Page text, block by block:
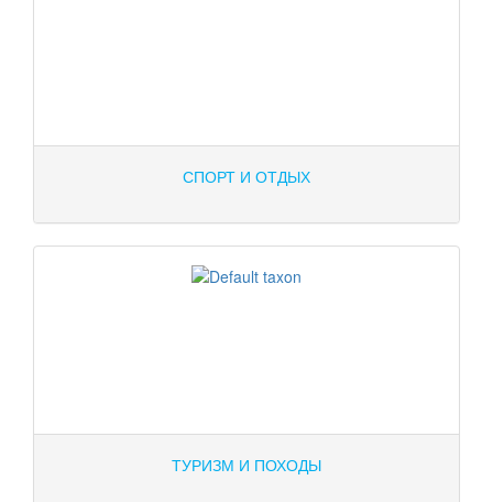
СПОРТ И ОТДЫХ
ТУРИЗМ И ПОХОДЫ